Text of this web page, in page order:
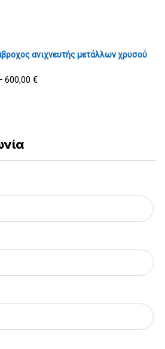
ανιχνευτής μετάλλων χρυσού
600,00 €